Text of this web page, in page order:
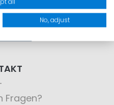
Fragen?
No, adjust